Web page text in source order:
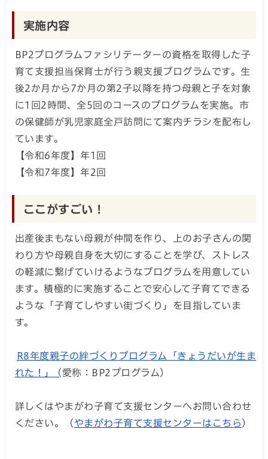
実施内容
BP2プログラムファシリテーターの資格を取得した子
育て支援担当保育士が行う親支援プログラムです。生
後2か月から7か月の第2子以降を持つ母親と子を対象
に1回2時間、全5回のコースのプログラムを実施。市
の保健師が乳児家庭全戸訪問にて案内チラシを配布し
ています。
【令和6年度】年1回
【令和7年度】年2回
ここがすごい！
出産後まもない母親が仲間を作り、上のお子さんの関
わり方や母親自身を大切にすることを学び、ストレス
の軽減に繋げていけるようなプログラムを用意してい
ます。積極的に実施することで安心して子育てできる
ような「子育てしやすい街づくり」を目指していま
す。
R8年度親子の絆づくりプログラム「きょうだいが生ま
れた！」
( 愛称：BP2プログラム）
詳しくはやまがわ子育て支援センターへお問い合わせ
ください。（ やまがわ子育て支援センターはこちら ）